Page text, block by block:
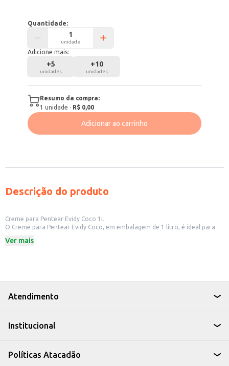
Quantidade:
unidade
Adicione mais:
+5
unidades
+10
unidades
Resumo da compra:
1 unidade · R$ 0,00
Adicionar ao carrinho
Descrição do produto
Creme para Pentear Evidy Coco 1L
O Creme para Pentear Evidy Coco, em embalagem de 1 litro, é ideal para
facilitar o desembaraço e auxiliar na definição dos fios, este creme é uma
Pode ser usado em todos os tipos de cabelo.
Ideal para uso após a lavagem, como parte da rotina de cuidados capilares.
Com o Creme para Pentear Evidy Coco, seus cabelos ficam mais fáceis de
Ver mais
Atendimento
Institucional
Políticas Atacadão